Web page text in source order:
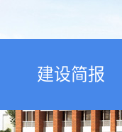
建设简报